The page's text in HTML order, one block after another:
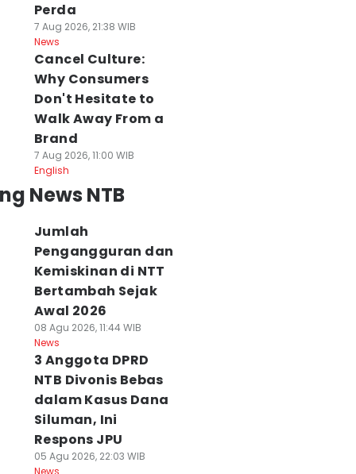
Perda
7 Aug 2026, 21:38 WIB
News
Cancel Culture:
Why Consumers
Don't Hesitate to
Walk Away From a
Brand
7 Aug 2026, 11:00 WIB
English
News NTB
Jumlah
Pengangguran dan
Kemiskinan di NTT
Bertambah Sejak
Awal 2026
08 Agu 2026, 11:44 WIB
News
3 Anggota DPRD
NTB Divonis Bebas
dalam Kasus Dana
Siluman, Ini
Respons JPU
05 Agu 2026, 22:03 WIB
News